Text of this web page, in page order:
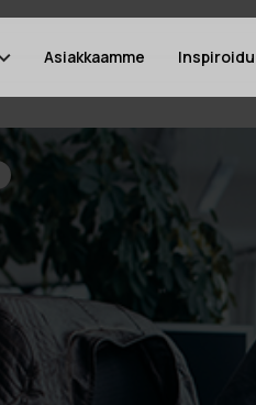
Asiakkaamme Inspiroidu